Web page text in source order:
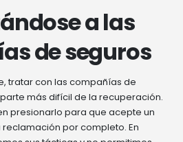
a las
de seguros
tratar con las compañías de
más difícil de la recuperación.
presionarlo para que acepte un
por completo. En